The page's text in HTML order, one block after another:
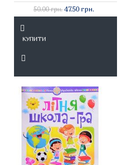
50.00 грн. 47.50 грн.
КУПИТИ